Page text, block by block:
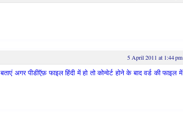
5 April 2011 at 1:44 pm
अगर पीडीऍफ़ फाइल हिंदी में हो तो कोन्वेर्ट होने के बाद वर्ड की फाइल में